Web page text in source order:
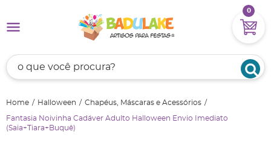
0
Home Halloween Chapéus, Máscaras e Acessórios
Fantasia Noivinha Cadáver Adulto Halloween Envio Imediato
(Saia+Tiara+Buquê)